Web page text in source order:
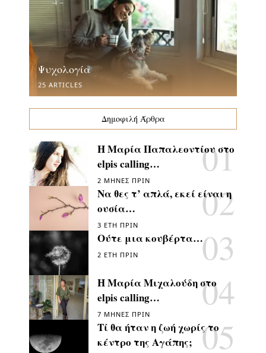
Ψυχολογία
25 ARTICLES
Δημοφιλή Άρθρα
Η Μαρία Παπαλεοντίου στο
elpis calling…
2 ΜΉΝΕΣ ΠΡΙΝ
Να θες τ’ απλά, εκεί είναι η
ουσία…
3 ΈΤΗ ΠΡΙΝ
Ούτε μια κουβέρτα…
2 ΈΤΗ ΠΡΙΝ
Η Μαρία Μιχαλούδη στο
elpis calling…
7 ΜΉΝΕΣ ΠΡΙΝ
Τί θα ήταν η ζωή χωρίς το
κέντρο της Αγάπης;